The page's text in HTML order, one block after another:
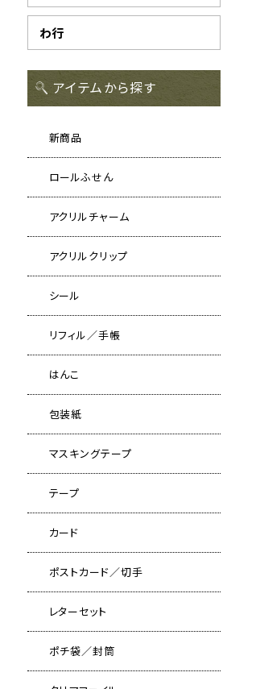
わ行
アイテムから探す
新商品
ロールふせん
アクリルチャーム
アクリルクリップ
シール
リフィル／手帳
はんこ
包装紙
マスキングテープ
テープ
カード
ポストカード／切手
レターセット
ポチ袋／封筒